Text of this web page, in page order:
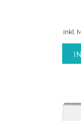
inkl.